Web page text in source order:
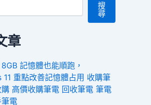
搜
尋
章
記憶體也能順跑，
重點改善記憶體占用 收購筆
高價收購筆電 回收筆電 筆電
電